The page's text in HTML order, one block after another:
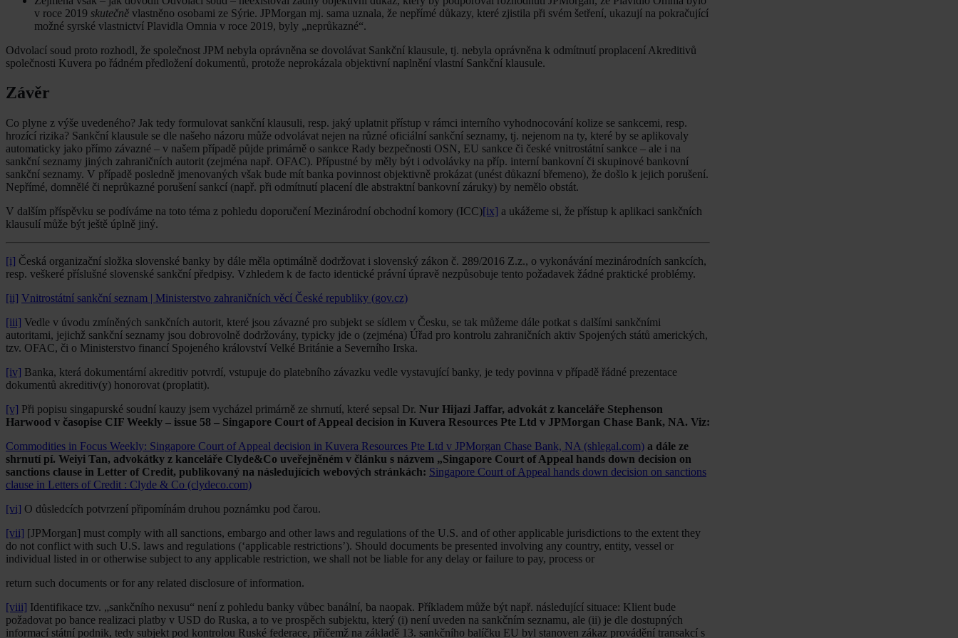
v roce 2019 skutečně vlastněno osobami ze Sýrie. JPMorgan mj. sama uznala, že nepřímé důkazy, které zjistila při svém šetření, ukazují na pokračující
možné syrské vlastnictví Plavidla Omnia v roce 2019, byly „neprůkazné“.
Odvolací soud proto rozhodl, že společnost JPM nebyla oprávněna se dovolávat Sankční klausule, tj. nebyla oprávněna k odmítnutí proplacení Akreditivů
společnosti Kuvera po řádném předložení dokumentů, protože neprokázala objektivní naplnění vlastní Sankční klausule.
Závěr
Co plyne z výše uvedeného? Jak tedy formulovat sankční klausuli, resp. jaký uplatnit přístup v rámci interního vyhodnocování kolize se sankcemi, resp.
hrozící rizika? Sankční klausule se dle našeho názoru může odvolávat nejen na různé oficiální sankční seznamy, tj. nejenom na ty, které by se aplikovaly
automaticky jako přímo závazné – v našem případě půjde primárně o sankce Rady bezpečnosti OSN, EU sankce či české vnitrostátní sankce – ale i na
sankční seznamy jiných zahraničních autorit (zejména např. OFAC). Přípustné by měly být i odvolávky na příp. interní bankovní či skupinové bankovní
sankční seznamy. V případě posledně jmenovaných však bude mít banka povinnost objektivně prokázat (unést důkazní břemeno), že došlo k jejich porušení.
Nepřímé, domnělé či neprůkazné porušení sankcí (např. při odmítnutí placení dle abstraktní bankovní záruky) by nemělo obstát.
V dalším příspěvku se podíváme na toto téma z pohledu doporučení Mezinárodní obchodní komory (ICC)[ix] a ukážeme si, že přístup k aplikaci sankčních
klausulí může být ještě úplně jiný.
[i] Česká organizační složka slovenské banky by dále měla optimálně dodržovat i slovenský zákon č. 289/2016 Z.z., o vykonávání mezinárodních sankcích,
resp. veškeré příslušné slovenské sankční předpisy. Vzhledem k de facto identické právní úpravě nezpůsobuje tento požadavek žádné praktické problémy.
[ii] Vnitrostátní sankční seznam | Ministerstvo zahraničních věcí České republiky (gov.cz)
[iii] Vedle v úvodu zmíněných sankčních autorit, které jsou závazné pro subjekt se sídlem v Česku, se tak můžeme dále potkat s dalšími sankčními
autoritami, jejichž sankční seznamy jsou dobrovolně dodržovány, typicky jde o (zejména) Úřad pro kontrolu zahraničních aktiv Spojených států amerických,
tzv. OFAC, či o Ministerstvo financí Spojeného království Velké Británie a Severního Irska.
[iv] Banka, která dokumentární akreditiv potvrdí, vstupuje do platebního závazku vedle vystavující banky, je tedy povinna v případě řádné prezentace
dokumentů akreditiv(y) honorovat (proplatit).
[v] Při popisu singapurské soudní kauzy jsem vycházel primárně ze shrnutí, které sepsal Dr. Nur Hijazi Jaffar, advokát z kanceláře Stephenson
Harwood v časopise CIF Weekly – issue 58 – Singapore Court of Appeal decision in Kuvera Resources Pte Ltd v JPMorgan Chase Bank, NA. Viz:
Commodities in Focus Weekly: Singapore Court of Appeal decision in Kuvera Resources Pte Ltd v JPMorgan Chase Bank, NA (shlegal.com) a dále ze
shrnutí pí. Weiyi Tan, advokátky z kanceláře Clyde&Co uveřejněném v článku s názvem „Singapore Court of Appeal hands down decision on
sanctions clause in Letter of Credit, publikovaný na následujících webových stránkách: Singapore Court of Appeal hands down decision on sanctions
clause in Letters of Credit : Clyde & Co (clydeco.com)
[vi] O důsledcích potvrzení připomínám druhou poznámku pod čarou.
[vii] [JPMorgan] must comply with all sanctions, embargo and other laws and regulations of the U.S. and of other applicable jurisdictions to the extent they
do not conflict with such U.S. laws and regulations (‘applicable restrictions’). Should documents be presented involving any country, entity, vessel or
individual listed in or otherwise subject to any applicable restriction, we shall not be liable for any delay or failure to pay, process or
return such documents or for any related disclosure of information.
[viii] Identifikace tzv. „sankčního nexusu“ není z pohledu banky vůbec banální, ba naopak. Příkladem může být např. následující situace: Klient bude
požadovat po bance realizaci platby v USD do Ruska, a to ve prospěch subjektu, který (i) není uveden na sankčním seznamu, ale (ii) je dle dostupných
informací státní podnik, tedy subjekt pod kontrolou Ruské federace, přičemž na základě 13. sankčního balíčku EU byl stanoven zákaz provádění transakcí s